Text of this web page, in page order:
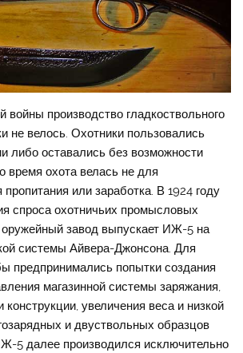
войны производство гладкоствольного
не велось. Охотники пользовались
либо оставались без возможности
время охота велась не для
пропитания или заработка. В 1924 году
спроса охотничьих промысловых
завод выпускает ИЖ-5 на
системы Айвера-Джонсона. Для
предпринимались попытки создания
магазинной системы заряжания,
конструкции, увеличения веса и низкой
и двуствольных образцов
5 далее производился исключительно